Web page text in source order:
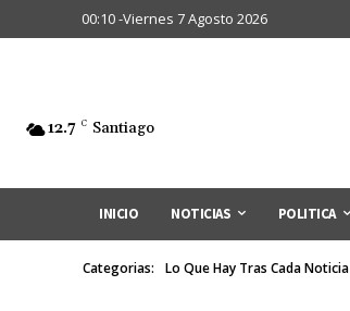
00:10 -Viernes 7 Agosto 2026
12.7 C Santiago
INICIO NOTICIAS POLITICA
Categorias: Lo Que Hay Tras Cada Noticia